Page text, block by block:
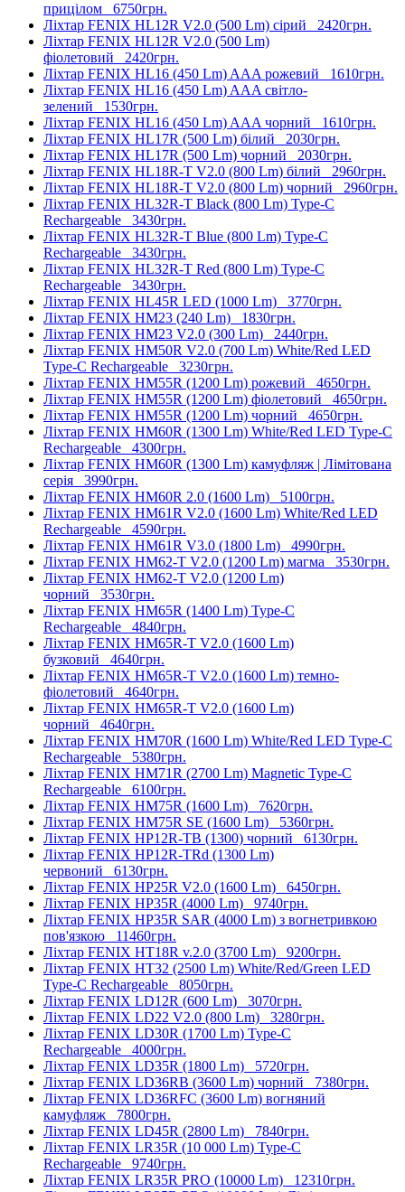
прицілом 6750грн.
Ліхтар FENIX HL12R V2.0 (500 Lm) сірий 2420грн.
Ліхтар FENIX HL12R V2.0 (500 Lm)
фіолетовий 2420грн.
Ліхтар FENIX HL16 (450 Lm) AAA рожевий 1610грн.
Ліхтар FENIX HL16 (450 Lm) AAA світло-
зелений 1530грн.
Ліхтар FENIX HL16 (450 Lm) AAA чорний 1610грн.
Ліхтар FENIX HL17R (500 Lm) білий 2030грн.
Ліхтар FENIX HL17R (500 Lm) чорний 2030грн.
Ліхтар FENIX HL18R-T V2.0 (800 Lm) білий 2960грн.
Ліхтар FENIX HL18R-T V2.0 (800 Lm) чорний 2960грн.
Ліхтар FENIX HL32R-T Black (800 Lm) Type-C
Rechargeable 3430грн.
Ліхтар FENIX HL32R-T Blue (800 Lm) Type-C
Rechargeable 3430грн.
Ліхтар FENIX HL32R-T Red (800 Lm) Type-C
Rechargeable 3430грн.
Ліхтар FENIX HL45R LED (1000 Lm) 3770грн.
Ліхтар FENIX HM23 (240 Lm) 1830грн.
Ліхтар FENIX HM23 V2.0 (300 Lm) 2440грн.
Ліхтар FENIX HM50R V2.0 (700 Lm) White/Red LED
Type-C Rechargeable 3230грн.
Ліхтар FENIX HM55R (1200 Lm) рожевий 4650грн.
Ліхтар FENIX HM55R (1200 Lm) фіолетовий 4650грн.
Ліхтар FENIX HM55R (1200 Lm) чорний 4650грн.
Ліхтар FENIX HM60R (1300 Lm) White/Red LED Type-C
Rechargeable 4300грн.
Ліхтар FENIX HM60R (1300 Lm) камуфляж | Лімітована
серія 3990грн.
Ліхтар FENIX HM60R 2.0 (1600 Lm) 5100грн.
Ліхтар FENIX HM61R V2.0 (1600 Lm) White/Red LED
Rechargeable 4590грн.
Ліхтар FENIX HM61R V3.0 (1800 Lm) 4990грн.
Ліхтар FENIX HM62-T V2.0 (1200 Lm) магма 3530грн.
Ліхтар FENIX HM62-T V2.0 (1200 Lm)
чорний 3530грн.
Ліхтар FENIX HM65R (1400 Lm) Type-C
Rechargeable 4840грн.
Ліхтар FENIX HM65R-T V2.0 (1600 Lm)
бузковий 4640грн.
Ліхтар FENIX HM65R-T V2.0 (1600 Lm) темно-
фіолетовий 4640грн.
Ліхтар FENIX HM65R-T V2.0 (1600 Lm)
чорний 4640грн.
Ліхтар FENIX HM70R (1600 Lm) White/Red LED Type-C
Rechargeable 5380грн.
Ліхтар FENIX HM71R (2700 Lm) Magnetic Type-C
Rechargeable 6100грн.
Ліхтар FENIX HM75R (1600 Lm) 7620грн.
Ліхтар FENIX HM75R SE (1600 Lm) 5360грн.
Ліхтар FENIX HP12R-TB (1300) чорний 6130грн.
Ліхтар FENIX HP12R-TRd (1300 Lm)
червоний 6130грн.
Ліхтар FENIX HP25R V2.0 (1600 Lm) 6450грн.
Ліхтар FENIX HP35R (4000 Lm) 9740грн.
Ліхтар FENIX HP35R SAR (4000 Lm) з вогнетривкою
пов'язкою 11460грн.
Ліхтар FENIX HT18R v.2.0 (3700 Lm) 9200грн.
Ліхтар FENIX HT32 (2500 Lm) White/Red/Green LED
Type-C Rechargeable 8050грн.
Ліхтар FENIX LD12R (600 Lm) 3070грн.
Ліхтар FENIX LD22 V2.0 (800 Lm) 3280грн.
Ліхтар FENIX LD30R (1700 Lm) Type-C
Rechargeable 4000грн.
Ліхтар FENIX LD35R (1800 Lm) 5720грн.
Ліхтар FENIX LD36RB (3600 Lm) чорний 7380грн.
Ліхтар FENIX LD36RFC (3600 Lm) вогняний
камуфляж 7800грн.
Ліхтар FENIX LD45R (2800 Lm) 7840грн.
Ліхтар FENIX LR35R (10 000 Lm) Type-C
Rechargeable 9740грн.
Ліхтар FENIX LR35R PRO (10000 Lm) 12310грн.